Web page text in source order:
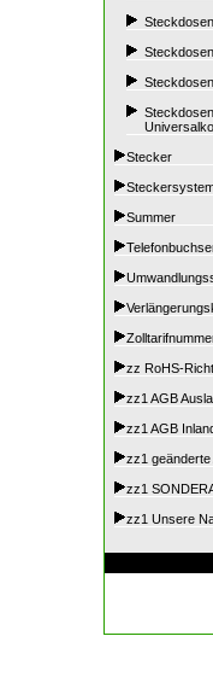
Stecker
Summer
zz RoHS-
zz1 AGB
zz1 AGB
zz1
zz1
zz1 Unsere